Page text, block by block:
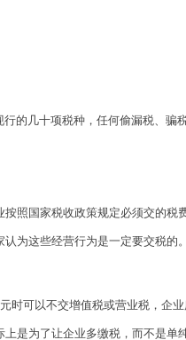
的几十项税种，任何偷漏税、
照国家税收政策规定必须交的
为这些经营行为是一定要交税的。
时可以不交增值税或营业税，
是为了让企业多缴税，而不是